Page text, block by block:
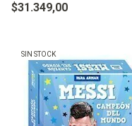
$31.349,00
SIN STOCK